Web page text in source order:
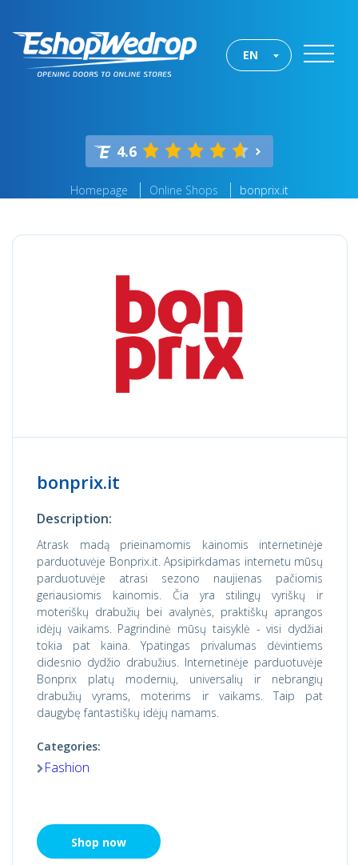
EN
4.6
Homepage Online Shops bonprix.it
bonprix.it
Description:
Atrask madą prieinamomis kainomis internetinėje
parduotuvėje Bonprix.it. Apsipirkdamas internetu mūsų
parduotuvėje atrasi sezono naujienas pačiomis
geriausiomis kainomis. Čia yra stilingų vyriškų ir
moteriškų drabužių bei avalynės, praktiškų aprangos
idėjų vaikams. Pagrindinė mūsų taisyklė - visi dydžiai
tokia pat kaina. Ypatingas privalumas dėvintiems
didesnio dydžio drabužius. Internetinėje parduotuvėje
Bonprix platų modernių, universalių ir nebrangių
drabužių vyrams, moterims ir vaikams. Taip pat
daugybę fantastiškų idėjų namams.
Categories:
Fashion
Shop now